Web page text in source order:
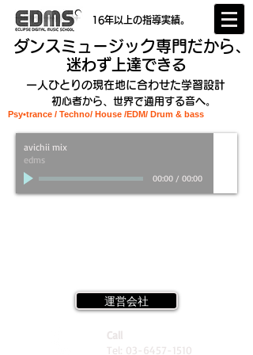
16年以上の指導実績。
ダンスミュージック専門だから、
迷わず上達できる
一人ひとりの現在地に合わせた学習設計
初心者から、世界で通用する音へ。
Psy•trance / Techno/ House /EDM/ Drum & bass
avichii mix
edms
00:00/ 00:00
運営会社
Call
Tel: 03-6457-1510